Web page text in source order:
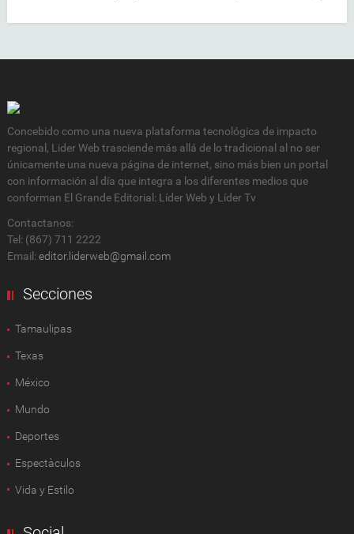
Concebido como una nueva plataforma tecnológica de impacto
regional, Lider Web trasciende más allá de lo tradicional al no ser
únicamente una nueva página de internet, sino más bien un portal
con información al día que integra a los diferentes medios que
conforman El Grande Editorial: Líder Web y Líder Tv
Contactanos:
Tel: (867) 711 2222
Email: editor.liderweb@gmail.com
Secciones
Tamaulipas
Texas
México
Mundo
Deportes
Espectàculos
Vida y Estilo